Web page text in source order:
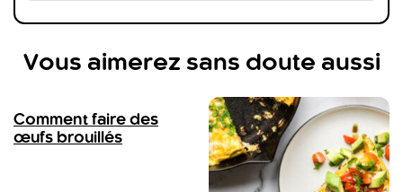
Vous aimerez sans doute aussi
Comment faire des
œufs brouillés